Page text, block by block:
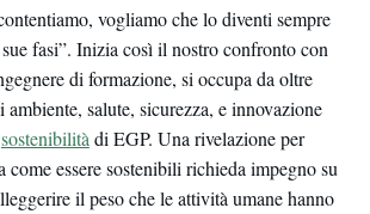
vogliamo che lo diventi sempre
fasi”. Inizia così il nostro confronto con
di formazione, si occupa da oltre
ambiente, salute, sicurezza, e innovazione
sostenibilità di EGP. Una rivelazione per
come essere sostenibili richieda impegno su
il peso che le attività umane hanno